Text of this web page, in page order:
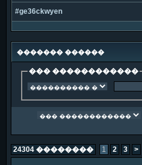
#ge36ckwyen
������� ������
��� ������������
24304 �������� 1 2 3 >